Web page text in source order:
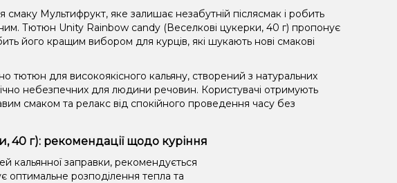
Мультифрукт, яке залишає незабутній післясмак і робить
Тютюн Unity Rainbow candy (Веселкові цукерки, 40 г) пропонує
його кращим вибором для курців, які шукають нові смакові
тютюн для високоякісного кальяну, створений з натуральних
небезпечних для людини речовин. Користувачі отримують
смаком та релакс від спокійного проведення часу без
40 г): рекомендації щодо куріння
кальянної заправки, рекомендується
оптимальне розподілення тепла та